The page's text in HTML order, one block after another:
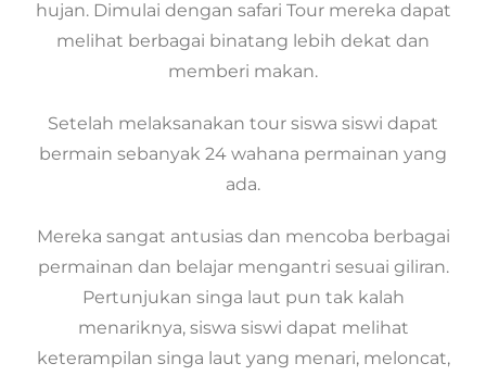
hujan. Dimulai dengan safari Tour mereka dapat
melihat berbagai binatang lebih dekat dan
memberi makan.
Setelah melaksanakan tour siswa siswi dapat
bermain sebanyak 24 wahana permainan yang
ada.
Mereka sangat antusias dan mencoba berbagai
permainan dan belajar mengantri sesuai giliran.
Pertunjukan singa laut pun tak kalah
menariknya, siswa siswi dapat melihat
keterampilan singa laut yang menari, meloncat,